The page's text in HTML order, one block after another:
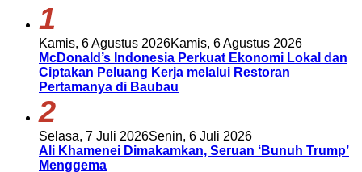
1
Kamis, 6 Agustus 2026Kamis, 6 Agustus 2026
McDonald’s Indonesia Perkuat Ekonomi Lokal dan
Ciptakan Peluang Kerja melalui Restoran
Pertamanya di Baubau
2
Selasa, 7 Juli 2026Senin, 6 Juli 2026
Ali Khamenei Dimakamkan, Seruan ‘Bunuh Trump’
Menggema